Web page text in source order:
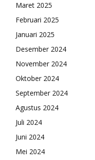
Maret 2025
Februari 2025
Januari 2025
Desember 2024
November 2024
Oktober 2024
September 2024
Agustus 2024
Juli 2024
Juni 2024
Mei 2024